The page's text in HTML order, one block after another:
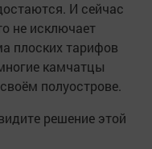
И сейчас
не исключает
плоских тарифов
камчатцы
полуострове.
решение этой